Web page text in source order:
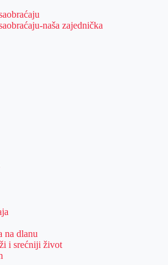
naša zajednička
na dlanu
i srećniji život